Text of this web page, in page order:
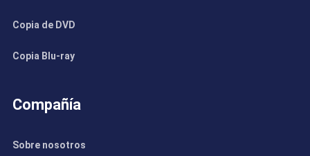
Copia de DVD
Copia Blu-ray
Compañía
Sobre nosotros